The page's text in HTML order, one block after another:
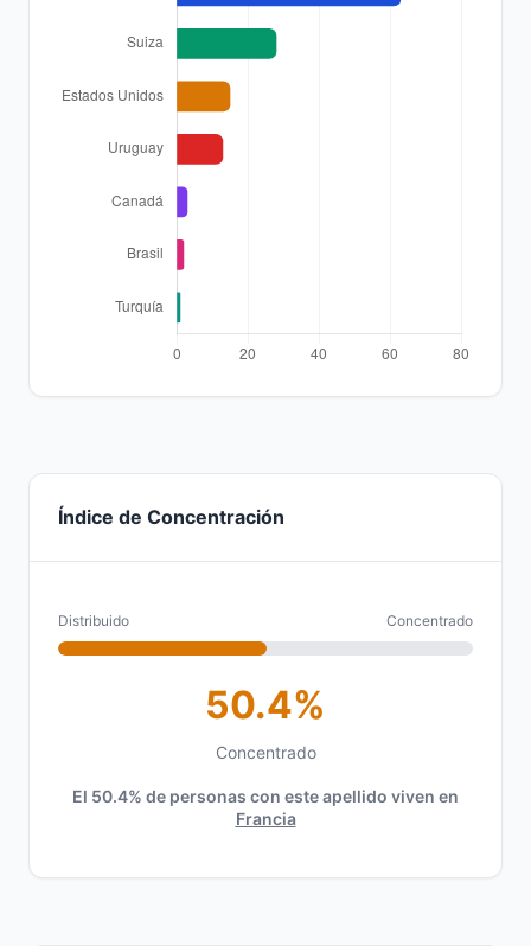
Índice de Concentración
Distribuido Concentrado
50.4%
Concentrado
El 50.4% de personas con este apellido viven en
Francia